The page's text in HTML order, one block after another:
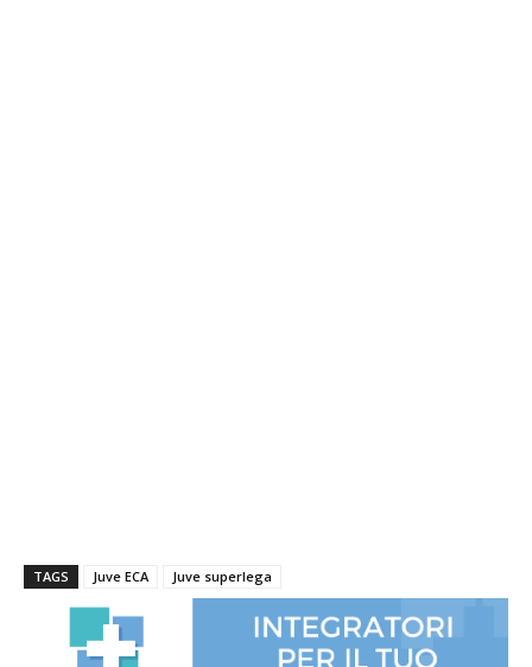
TAGS Juve ECA Juve superlega